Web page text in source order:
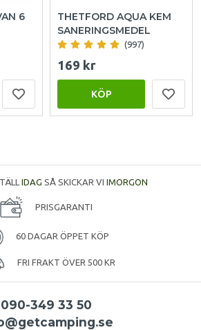
6
THETFORD AQUA KEM
SANERINGSMEDEL
(997)
169 kr
KÖP
IDAG SÅ SKICKAR VI IMORGON
PRISGARANTI
60 DAGAR ÖPPET KÖP
FRI FRAKT ÖVER 500 KR
090-349 33 50